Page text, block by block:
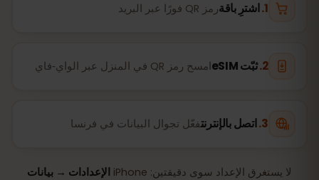
اشترِ باقةرمز QR فورًا عبر البريد
ثبّت eSIM امسح رمز QR في المنزل عبر الواي‑فاي
اتصل بالإنترنتفعّل تجوال البيانات في فرنسا
لا يستغرق الإعداد سوى دقيقتين: iPhone
الإعدادات → بيانات